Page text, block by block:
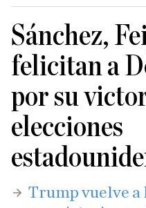
Sánchez,
felicitan a
por su
elecciones
Trump vuelve a